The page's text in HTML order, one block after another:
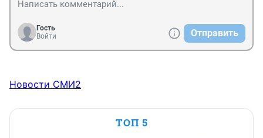
Гость
Войти
Отправить
Новости СМИ2
ТОП 5